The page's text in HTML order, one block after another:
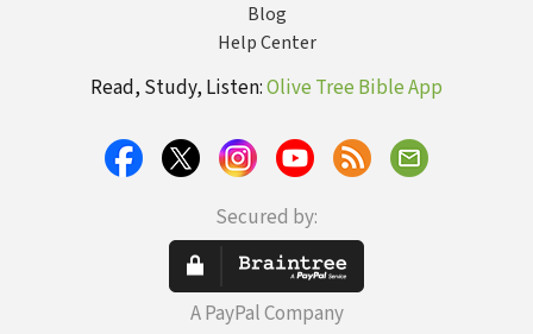
Blog
Help Center
Read, Study, Listen:Olive Tree Bible App
Secured by:
A PayPal Company